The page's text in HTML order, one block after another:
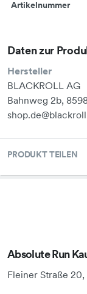
Artikelnummer
Daten zur
Hersteller
BLACKROLL AG
Bahnweg 2b,
PRODUKT TEILEN
Absolute Run
Fleiner Straße